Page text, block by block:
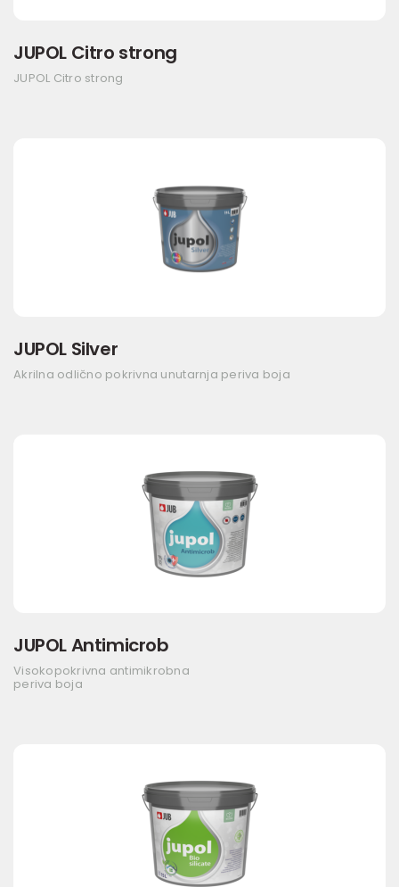
JUPOL Citro strong
JUPOL Citro strong
JUPOL Silver
Akrilna odlično pokrivna unutarnja periva boja
JUPOL Antimicrob
Visokopokrivna antimikrobna
periva boja